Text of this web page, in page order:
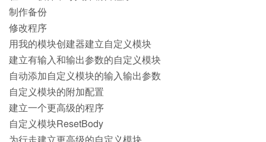
制作备份
修改程序
用我的模块创建器建立自定义模块
建立有输入和输出参数的自定义模块
自动添加自定义模块的输入输出参数
自定义模块的附加配置
建立一个更高级的程序
自定义模块ResetBody
为行走建立更高级的自定义模块